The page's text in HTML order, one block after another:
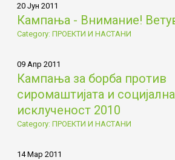
20 Јун 2011
Кампања - Внимание!
Category: ПРОЕКТИ И НАСТАНИ
09 Апр 2011
Кампања за борба против
сиромаштијата и
исклученост 2010
Category: ПРОЕКТИ И НАСТАНИ
14 Мар 2011